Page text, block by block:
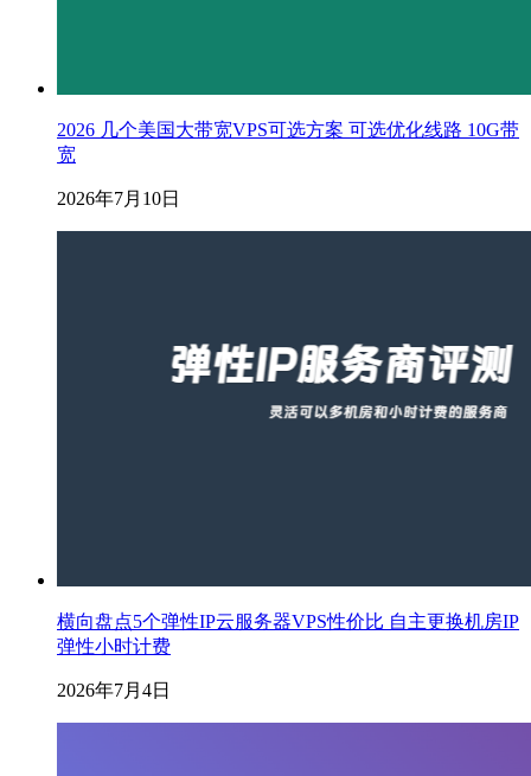
2026 几个美国大带宽VPS可选方案 可选优化线路 10G带
宽
2026年7月10日
横向盘点5个弹性IP云服务器VPS性价比 自主更换机房IP
弹性小时计费
2026年7月4日